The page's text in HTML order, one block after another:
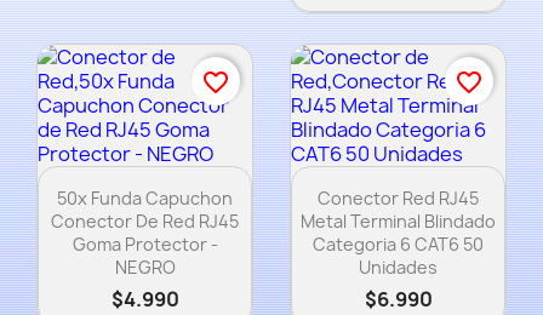
Vista rápida
50x Funda Capuchon
Conector De Red RJ45
Goma Protector -
NEGRO
$4.990
favorite_border
Vista rápida
Conector Red RJ45
Metal Terminal Blindado
Categoria 6 CAT6 50
Unidades
$6.990
favorite_border